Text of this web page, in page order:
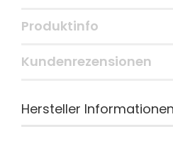
Produktinfo
Kundenrezensionen
Hersteller Informationen